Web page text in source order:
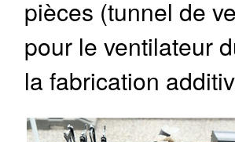
pièces (tunnel de
pour le ventilateur
la fabrication